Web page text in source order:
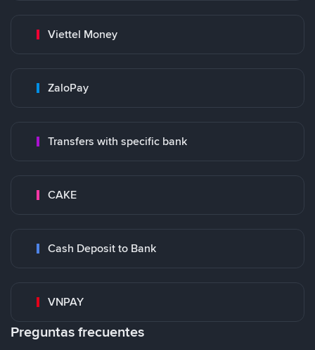
Viettel Money
ZaloPay
Transfers with specific bank
CAKE
Cash Deposit to Bank
VNPAY
Preguntas frecuentes